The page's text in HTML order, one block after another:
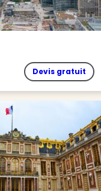
Devis gratuit